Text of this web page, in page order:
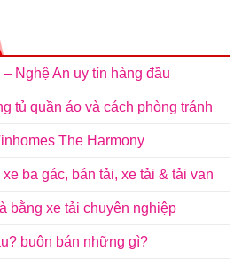
Nghệ An uy tín hàng đầu
tủ quần áo và cách phòng tránh
The Harmony
ba gác, bán tải, xe tải & tải van
bằng xe tải chuyên nghiệp
buôn bán những gì?